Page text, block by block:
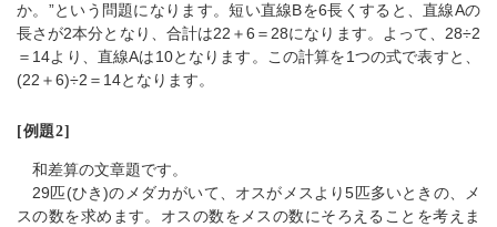
か。”という問題になります。短い直線Bを6長くすると、直線Aの
長さが2本分となり、合計は22＋6＝28になります。よって、28÷2
＝14より、直線Aは10となります。この計算を1つの式で表すと、
(22＋6)÷2＝14となります。
[例題2]
和差算の文章題です。
29匹(ひき)のメダカがいて、オスがメスより5匹多いときの、メ
スの数を求めます。オスの数をメスの数にそろえることを考えま